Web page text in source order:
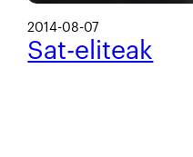
2014-08-07
Sat-eliteak